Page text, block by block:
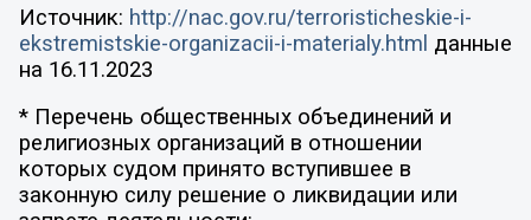
Источник: http://nac.gov.ru/terroristicheskie-i-
ekstremistskie-organizacii-i-materialy.html данные
на 16.11.2023
* Перечень общественных объединений и
религиозных организаций в отношении
которых судом принято вступившее в
законную силу решение о ликвидации или